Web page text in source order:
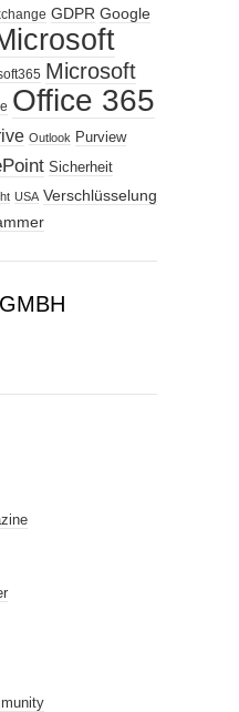
GDPR Google
Microsoft
Office 365
Outlook Purview
Sicherheit
USA Verschlüsselung